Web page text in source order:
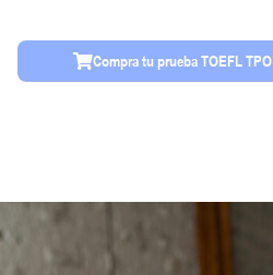
Compra tu prueba TOEFL TPO